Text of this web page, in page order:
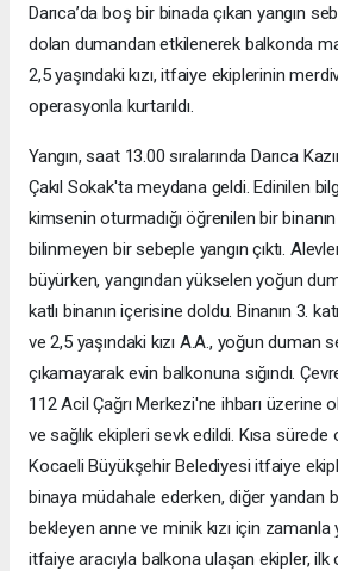
Darıca’da boş bir binada çıkan yangın
dolan dumandan etkilenerek balkonda
2,5 yaşındaki kızı, itfaiye ekiplerinin
operasyonla kurtarıldı.
Yangın, saat 13.00 sıralarında Darıca
Çakıl Sokak'ta meydana geldi. Edinilen
kimsenin oturmadığı öğrenilen bir
bilinmeyen bir sebeple yangın çıktı.
büyürken, yangından yükselen yoğun
katlı binanın içerisine doldu. Binanın 3.
ve 2,5 yaşındaki kızı A.A., yoğun duman
çıkamayarak evin balkonuna sığındı.
112 Acil Çağrı Merkezi'ne ihbarı üzerine
ve sağlık ekipleri sevk edildi. Kısa sürede
Kocaeli Büyükşehir Belediyesi itfaiye
binaya müdahale ederken, diğer yandan
bekleyen anne ve minik kızı için zamanla
itfaiye aracıyla balkona ulaşan ekipler, ilk